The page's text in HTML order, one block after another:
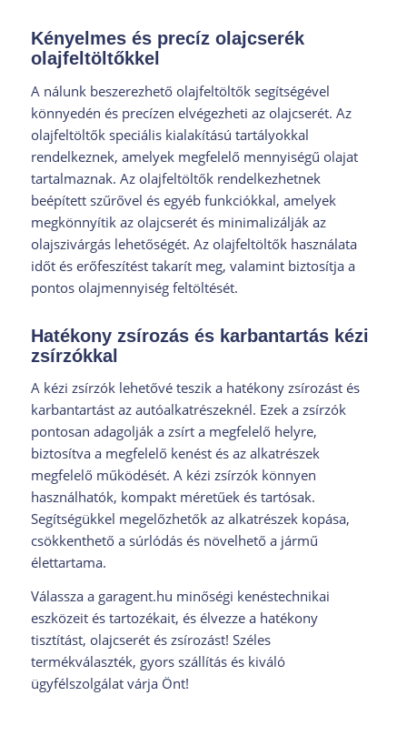
Kényelmes és precíz olajcserék
olajfeltöltőkkel
A nálunk beszerezhető olajfeltöltők segítségével
könnyedén és precízen elvégezheti az olajcserét. Az
olajfeltöltők speciális kialakítású tartályokkal
rendelkeznek, amelyek megfelelő mennyiségű olajat
tartalmaznak. Az olajfeltöltők rendelkezhetnek
beépített szűrővel és egyéb funkciókkal, amelyek
megkönnyítik az olajcserét és minimalizálják az
olajszivárgás lehetőségét. Az olajfeltöltők használata
időt és erőfeszítést takarít meg, valamint biztosítja a
pontos olajmennyiség feltöltését.
Hatékony zsírozás és karbantartás kézi
zsírzókkal
A kézi zsírzók lehetővé teszik a hatékony zsírozást és
karbantartást az autóalkatrészeknél. Ezek a zsírzók
pontosan adagolják a zsírt a megfelelő helyre,
biztosítva a megfelelő kenést és az alkatrészek
megfelelő működését. A kézi zsírzók könnyen
használhatók, kompakt méretűek és tartósak.
Segítségükkel megelőzhetők az alkatrészek kopása,
csökkenthető a súrlódás és növelhető a jármű
élettartama.
Válassza a garagent.hu minőségi kenéstechnikai
eszközeit és tartozékait, és élvezze a hatékony
tisztítást, olajcserét és zsírozást! Széles
termékválaszték, gyors szállítás és kiváló
ügyfélszolgálat várja Önt!